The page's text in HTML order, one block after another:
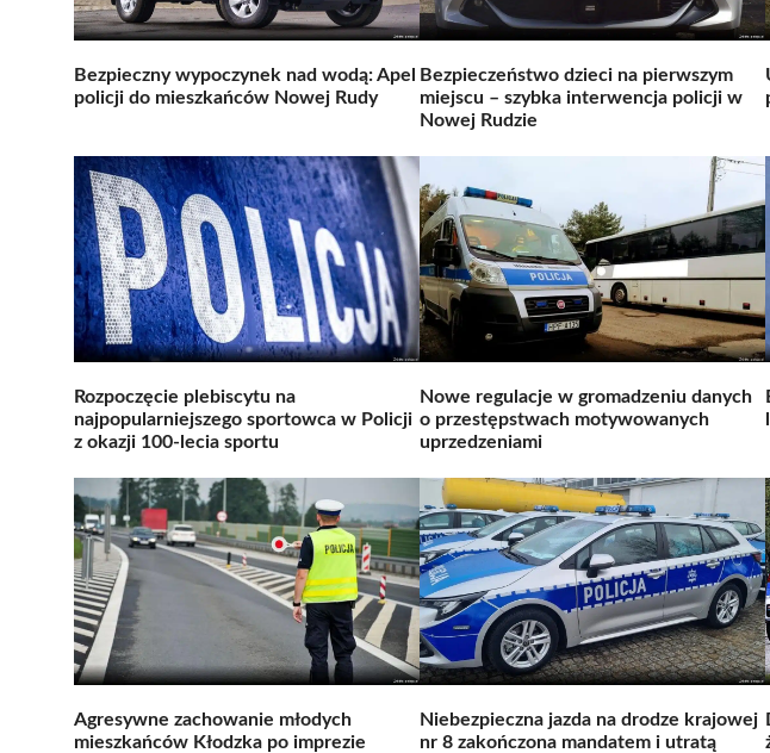
Bezpieczny wypoczynek nad wodą: Apel
policji do mieszkańców Nowej Rudy
Bezpieczeństwo dzieci na pierwszym
miejscu – szybka interwencja policji w
Nowej Rudzie
Rozpoczęcie plebiscytu na
najpopularniejszego sportowca w Policji
z okazji 100-lecia sportu
Nowe regulacje w gromadzeniu danych
o przestępstwach motywowanych
uprzedzeniami
Agresywne zachowanie młodych
mieszkańców Kłodzka po imprezie
Niebezpieczna jazda na drodze krajowej
nr 8 zakończona mandatem i utratą